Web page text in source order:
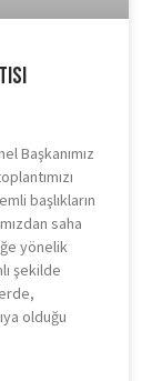
Başkanımız
başlıkların
saha
yönelik
şekilde
olduğu